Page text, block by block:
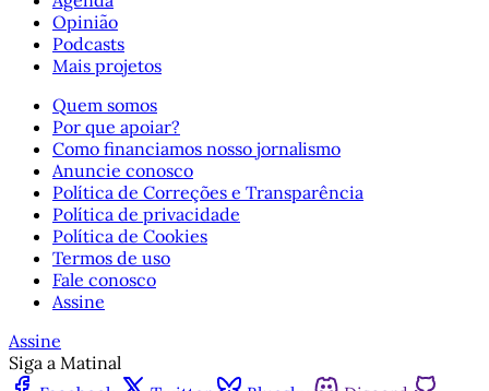
Opinião
Podcasts
Mais projetos
Quem somos
Por que apoiar?
Como financiamos nosso jornalismo
Anuncie conosco
Política de Correções e Transparência
Política de privacidade
Política de Cookies
Termos de uso
Fale conosco
Assine
Assine
Siga a Matinal